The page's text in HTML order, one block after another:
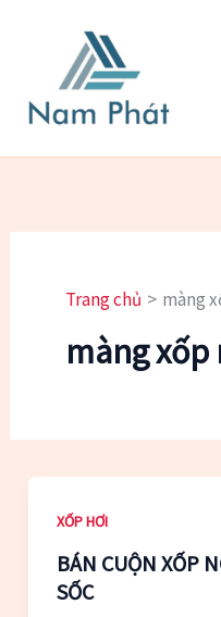
dung
Trang chủ màng
màng
XỐP HƠI
BÁN CUỘN XỐP
SỐC